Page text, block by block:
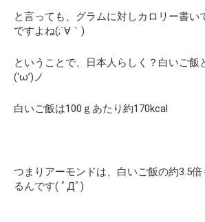
と言っても、グラムに対しカロリー書い
ですよね(;´∀｀)
ということで、日本人らしく？白いご飯
(‘ω’)ノ
白いご飯は100ｇあたり約170kcal
つまりアーモンドは、白いご飯の約3.5
るんです( ﾟДﾟ)